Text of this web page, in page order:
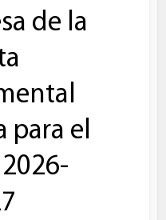
de la
para el